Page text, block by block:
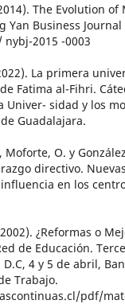
The Evolution
Yan Business
nybj-2015 -0003
La primera
Fatima al-Fihri.
Univer- sidad y los
Guadalajara.
Moforte, O. y
directivo.
en los
¿Reformas o
de Educación.
4 y 5 de abril,
Trabajo.
pdf/